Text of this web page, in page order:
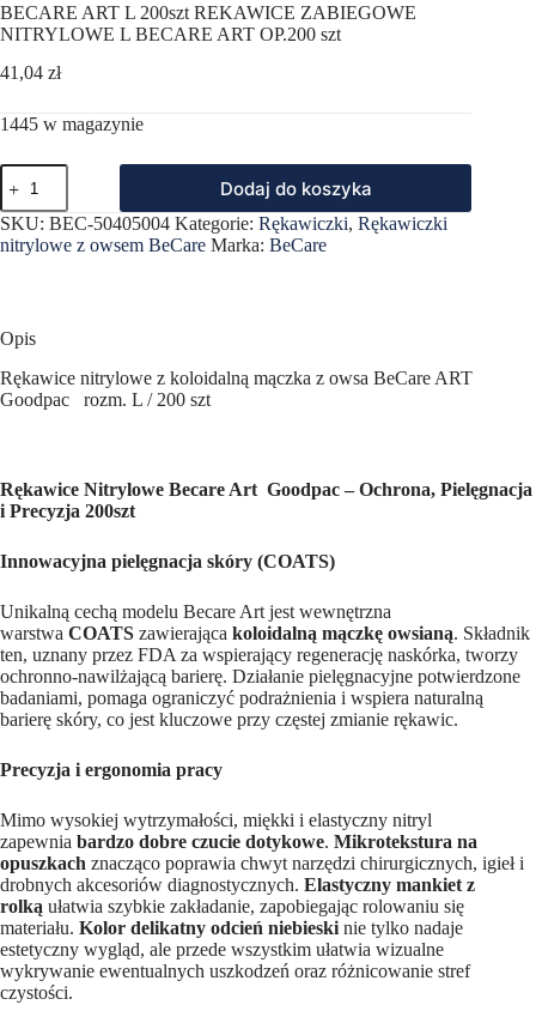
BECARE ART L 200szt REKAWICE ZABIEGOWE
NITRYLOWE L BECARE ART OP.200 szt
41,04 zł
1445 w magazynie
ilość
BECARE
ART
L
200szt
L
ART
OP.200
Dodaj do koszyka
SKU: BEC-50405004 Kategorie: Rękawiczki, Rękawiczki
nitrylowe z owsem BeCare Marka: BeCare
Opis
Rękawice nitrylowe z koloidalną mączka z owsa BeCare ART
Goodpac rozm. L / 200 szt
Rękawice Nitrylowe Becare Art Goodpac – Ochrona, Pielęgnacja
i Precyzja 200szt
Innowacyjna pielęgnacja skóry (COATS)
Unikalną cechą modelu Becare Art jest wewnętrzna
warstwa COATS zawierająca koloidalną mączkę owsianą. Składnik
ten, uznany przez FDA za wspierający regenerację naskórka, tworzy
ochronno-nawilżającą barierę. Działanie pielęgnacyjne potwierdzone
badaniami, pomaga ograniczyć podrażnienia i wspiera naturalną
barierę skóry, co jest kluczowe przy częstej zmianie rękawic.
Precyzja i ergonomia pracy
Mimo wysokiej wytrzymałości, miękki i elastyczny nitryl
zapewnia bardzo dobre czucie dotykowe. Mikrotekstura na
opuszkach znacząco poprawia chwyt narzędzi chirurgicznych, igieł i
drobnych akcesoriów diagnostycznych. Elastyczny mankiet z
rolką ułatwia szybkie zakładanie, zapobiegając rolowaniu się
materiału. Kolor delikatny odcień niebieski nie tylko nadaje
estetyczny wygląd, ale przede wszystkim ułatwia wizualne
wykrywanie ewentualnych uszkodzeń oraz różnicowanie stref
czystości.